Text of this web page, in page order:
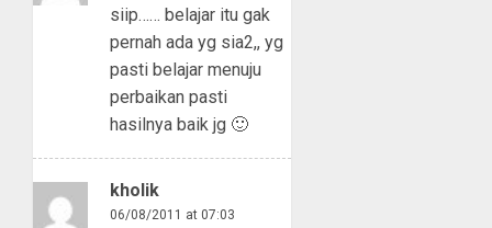
siip…… belajar itu gak
pernah ada yg sia2,, yg
pasti belajar menuju
perbaikan pasti
hasilnya baik jg 🙂
kholik
06/08/2011 at 07:03